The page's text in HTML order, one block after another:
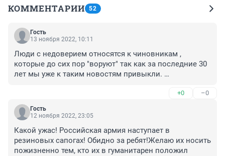
КОММЕНТАРИИ 52
Гость
13 ноября 2022, 10:11
Люди с недоверием относятся к чиновникам ,
которые до сих пор "воруют" так как за последние 30
лет мы уже к таким новостям привыкли.
поэтому уважаемые господа высшего эшелона
власти делайте всё аккуратно и внимательно к
посылкам для мобилизованных , ведь люди едут не
туда , кому-то повезёт больше, кому-то меньше .Мир
действительно будет не таким как прежде и вам
+0 –0
Гость
12 ноября 2022, 23:05
Какой ужас! Российская армия наступает в
резиновых сапогах! Обидно за ребят!Желаю их носить
пожизненно тем, кто их в гуманитарен положил